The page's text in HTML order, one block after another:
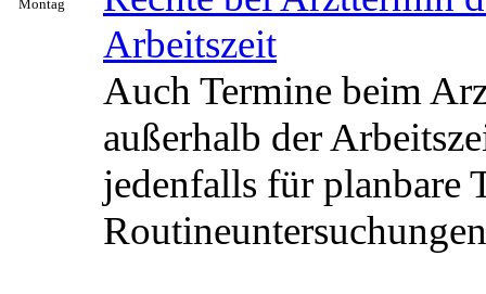
Montag
Arbeitszeit
Auch Termine beim
außerhalb der
jedenfalls für planbare